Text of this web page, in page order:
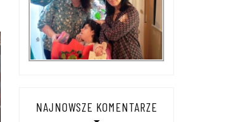
NAJNOWSZE KOMENTARZE